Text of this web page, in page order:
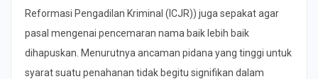
Reformasi Pengadilan Kriminal (ICJR)) juga sepakat agar
pasal mengenai pencemaran nama baik lebih baik
dihapuskan. Menurutnya ancaman pidana yang tinggi untuk
syarat suatu penahanan tidak begitu signifikan dalam